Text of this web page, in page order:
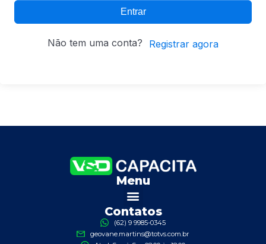
Entrar
Não tem uma conta? Registrar agora
Menu
Contatos
(62) 9 9985-0345
geovane.martins@totvs.com.br